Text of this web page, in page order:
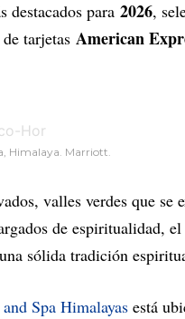
destacados para 2026,
tarjetas American
Himalaya. Marriott.
valles verdes que se
de espiritualidad, el
sólida tradición
Spa Himalayas está